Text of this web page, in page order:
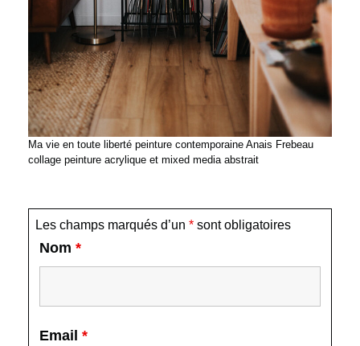
Ma vie en toute liberté peinture contemporaine Anais Frebeau
collage peinture acrylique et mixed media abstrait
Les champs marqués d’un * sont obligatoires
Nom *
Email *